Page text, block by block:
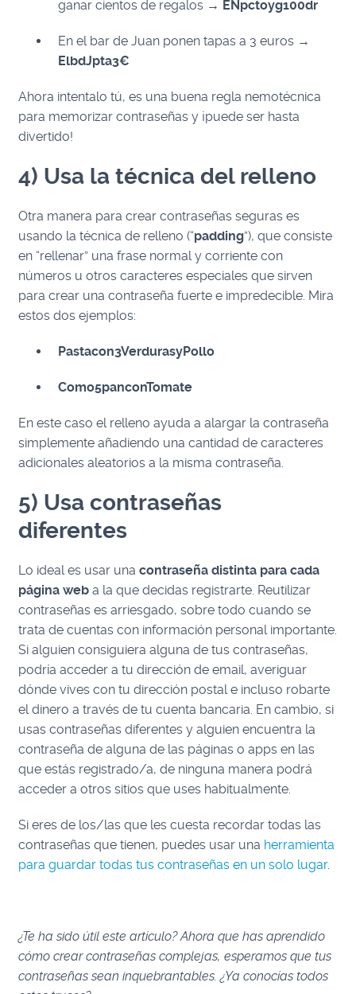
ganar cientos de regalos → ENpctoyg100dr
En el bar de Juan ponen tapas a 3 euros →
ElbdJpta3€
Ahora intentalo tú, es una buena regla nemotécnica
para memorizar contraseñas y ¡puede ser hasta
divertido!
4) Usa la técnica del relleno
Otra manera para crear contraseñas seguras es
usando la técnica de relleno (“padding”), que consiste
en “rellenar” una frase normal y corriente con
números u otros caracteres especiales que sirven
para crear una contraseña fuerte e impredecible. Mira
estos dos ejemplos:
Pastacon3VerdurasyPollo
Como5panconTomate
En este caso el relleno ayuda a alargar la contraseña
simplemente añadiendo una cantidad de caracteres
adicionales aleatorios a la misma contraseña.
5) Usa contraseñas
diferentes
Lo ideal es usar unacontraseña distinta para cada
página web a la que decidas registrarte. Reutilizar
contraseñas es arriesgado, sobre todo cuando se
trata de cuentas con información personal importante.
Si alguien consiguiera alguna de tus contraseñas,
podría acceder a tu dirección de email, averiguar
dónde vives con tu dirección postal e incluso robarte
el dinero a través de tu cuenta bancaria. En cambio, si
usas contraseñas diferentes y alguien encuentra la
contraseña de alguna de las páginas o apps en las
que estás registrado/a, de ninguna manera podrá
acceder a otros sitios que uses habitualmente.
Si eres de los/las que les cuesta recordar todas las
contraseñas que tienen, puedes usar una herramienta
para guardar todas tus contraseñas en un solo lugar.
¿Te ha sido útil este artículo? Ahora que has aprendido
cómo crear contraseñas complejas, esperamos que tus
contraseñas sean inquebrantables. ¿Ya conocías todos